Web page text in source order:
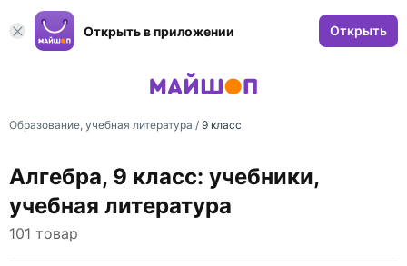
Открыть в приложении Открыть
Образование, учебная литература / 9 класс
Алгебра, 9 класс: учебники,
учебная литература
101 товар